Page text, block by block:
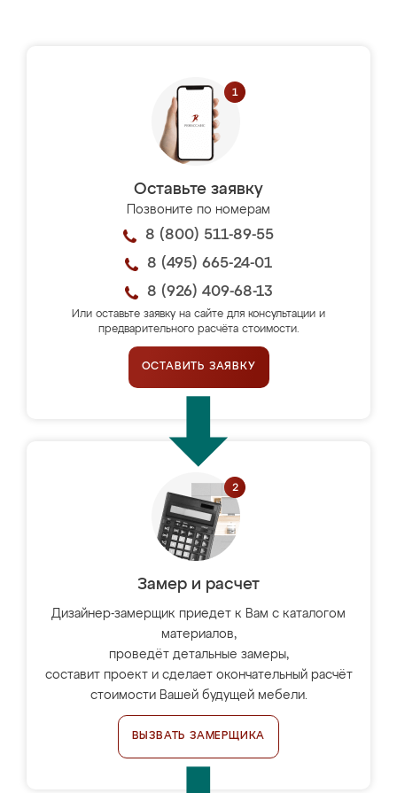
Оставьте заявку
Позвоните по номерам
8 (800) 511-89-55
8 (495) 665-24-01
8 (926) 409-68-13
Или оставьте заявку на сайте для консультации и
предварительного расчёта стоимости.
ОСТАВИТЬ ЗАЯВКУ
Замер и расчет
Дизайнер-замерщик приедет к Вам с каталогом
материалов,
проведёт детальные замеры,
составит проект и сделает окончательный расчёт
стоимости Вашей будущей мебели.
ВЫЗВАТЬ ЗАМЕРЩИКА